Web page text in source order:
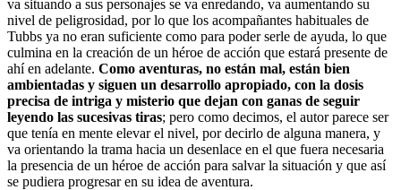
va situando a sus personajes se va enredando, va aumentando su
nivel de peligrosidad, por lo que los acompañantes habituales de
Tubbs ya no eran suficiente como para poder serle de ayuda, lo que
culmina en la creación de un héroe de acción que estará presente de
ahí en adelante. Como aventuras, no están mal, están bien
ambientadas y siguen un desarrollo apropiado, con la dosis
precisa de intriga y misterio que dejan con ganas de seguir
leyendo las sucesivas tiras; pero como decimos, el autor parece ser
que tenía en mente elevar el nivel, por decirlo de alguna manera, y
va orientando la trama hacia un desenlace en el que fuera necesaria
la presencia de un héroe de acción para salvar la situación y que así
se pudiera progresar en su idea de aventura.